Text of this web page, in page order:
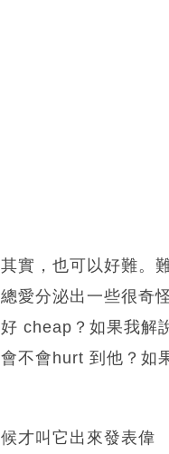
實，也可以好難。
愛分泌出一些很奇
cheap？如果我解
不會hurt 到他？如
才叫它出來發表偉